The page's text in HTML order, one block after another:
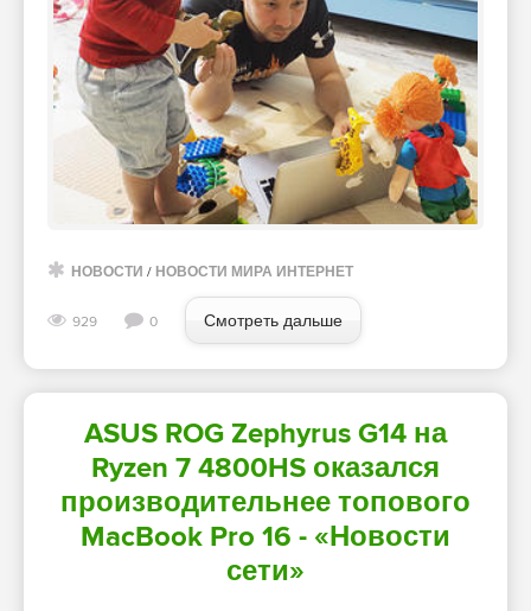
НОВОСТИ / НОВОСТИ МИРА ИНТЕРНЕТ
929 0 Смотреть дальше
ASUS ROG Zephyrus G14 на
Ryzen 7 4800HS оказался
производительнее топового
MacBook Pro 16 - «Новости
сети»